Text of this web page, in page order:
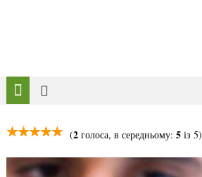
(2голоса, в середньому: 5із 5)